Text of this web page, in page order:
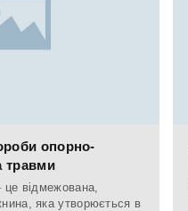
опорно-
травми
відмежована,
яка утворюється в